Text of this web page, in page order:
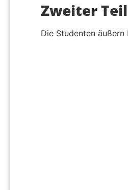
Zweiter Teil
Die Studenten äußern